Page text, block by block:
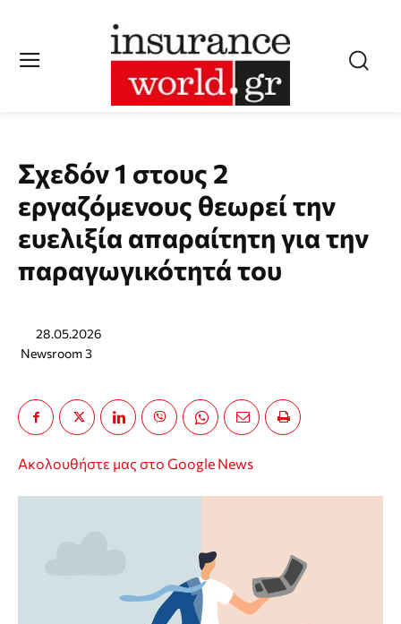
Σχεδόν 1 στους 2
εργαζόμενους θεωρεί την
ευελιξία απαραίτητη για την
παραγωγικότητά του
28.05.2026
Newsroom 3
Ακολουθήστε μας στο Google News